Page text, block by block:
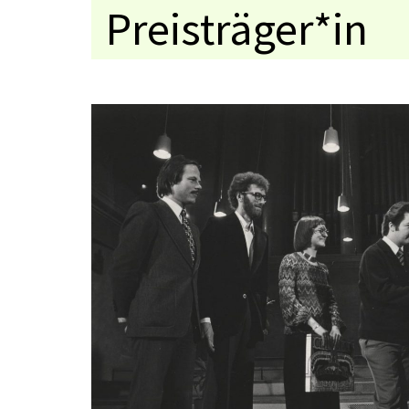
Preisträger*in
Jahresthema
Preisverleihung